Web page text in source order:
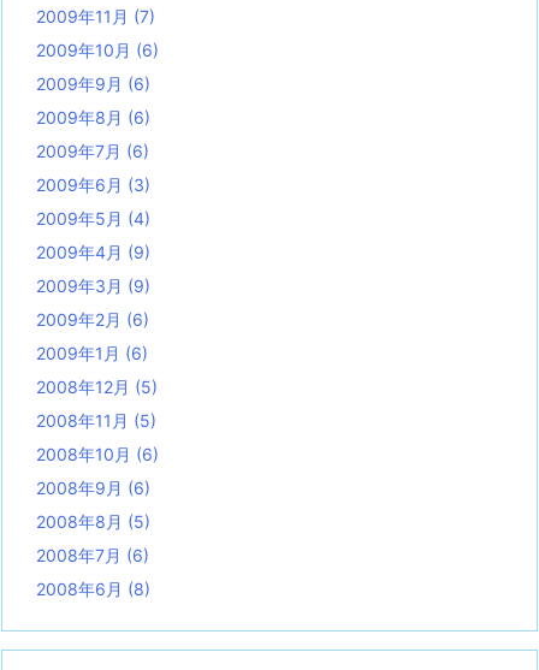
2009年11月 (7)
2009年10月 (6)
2009年9月 (6)
2009年8月 (6)
2009年7月 (6)
2009年6月 (3)
2009年5月 (4)
2009年4月 (9)
2009年3月 (9)
2009年2月 (6)
2009年1月 (6)
2008年12月 (5)
2008年11月 (5)
2008年10月 (6)
2008年9月 (6)
2008年8月 (5)
2008年7月 (6)
2008年6月 (8)